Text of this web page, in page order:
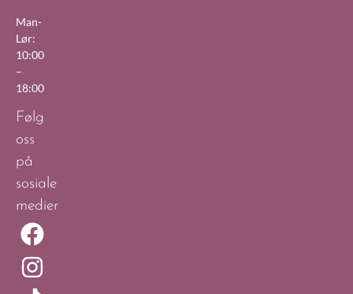
Man-
Lør:
10:00
–
18:00
Følg
oss
på
sosiale
medier